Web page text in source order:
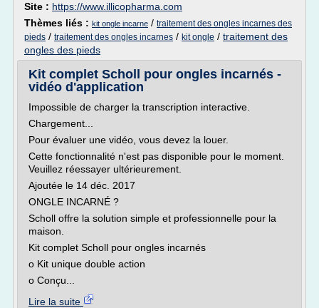
Site : https://www.illicopharma.com
Thèmes liés : kit ongle incarne / traitement des ongles incarnes des
pieds / traitement des ongles incarnes / kit ongle / traitement des
ongles des pieds
Kit complet Scholl pour ongles incarnés -
vidéo d'application
Impossible de charger la transcription interactive.
Chargement...
Pour évaluer une vidéo, vous devez la louer.
Cette fonctionnalité n'est pas disponible pour le moment.
Veuillez réessayer ultérieurement.
Ajoutée le 14 déc. 2017
ONGLE INCARNÉ ?
Scholl offre la solution simple et professionnelle pour la
maison.
Kit complet Scholl pour ongles incarnés
o Kit unique double action
o Conçu...
Lire la suite